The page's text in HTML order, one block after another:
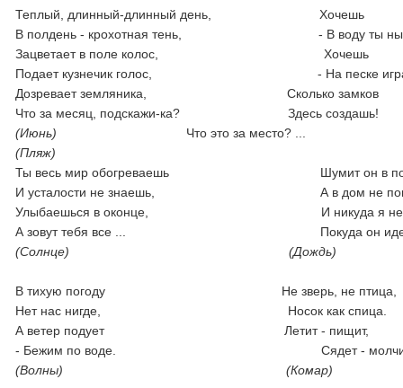
Теплый, длинный-длинный день, Хочешь
В полдень - крохотная тень, - В воду ты
Зацветает в поле колос, Хочешь
Подает кузнечик голос, - На песке
Дозревает земляника, Сколько замков
Что за месяц, подскажи-ка? Здесь создашь!
(Июнь) Что это за место? ...
(Пляж)
Ты весь мир обогреваешь Шумит он в
И усталости не знаешь, А в дом не
Улыбаешься в оконце, И никуда я не
А зовут тебя все ... Покуда он
(Солнце) (Дождь)
В тихую погоду Не зверь, не птица,
Нет нас нигде, Носок как спица.
А ветер подует Летит - пищит,
- Бежим по воде. Сядет -
(Волны) (Комар)